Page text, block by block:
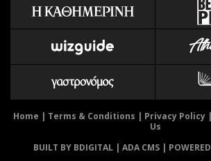
Home | Terms & Conditions | Privacy Policy|
Us
BUILT BY BDIGITAL | ADA CMS |